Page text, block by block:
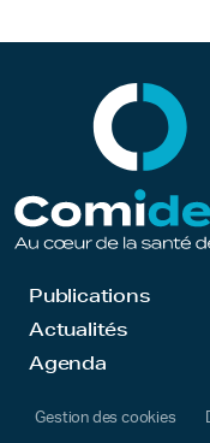
Publications
Actualités
Agenda
Gestion des cookies